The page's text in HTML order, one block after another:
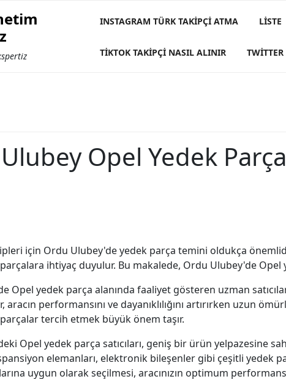
INSTAGRAM TÜRK TAKIPÇI ATMA LISTE
TIKTOK TAKIPÇI NASIL ALINIR
Opel Yedek Parça
için Ordu Ulubey'de yedek parça temini oldukça
ihtiyaç duyulur. Bu makalede, Ordu Ulubey'de
Opel yedek parça alanında faaliyet gösteren uzman
aracın performansını ve dayanıklılığını artırırken uzun
tercih etmek büyük önem taşır.
Opel yedek parça satıcıları, geniş bir ürün yelpazesine
elemanları, elektronik bileşenler gibi çeşitli yedek
uygun olarak seçilmesi, aracınızın optimum